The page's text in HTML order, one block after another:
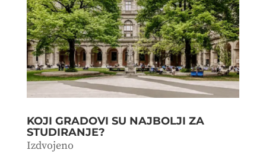
KOJI GRADOVI SU NAJBOLJI ZA
STUDIRANJE?
Izdvojeno